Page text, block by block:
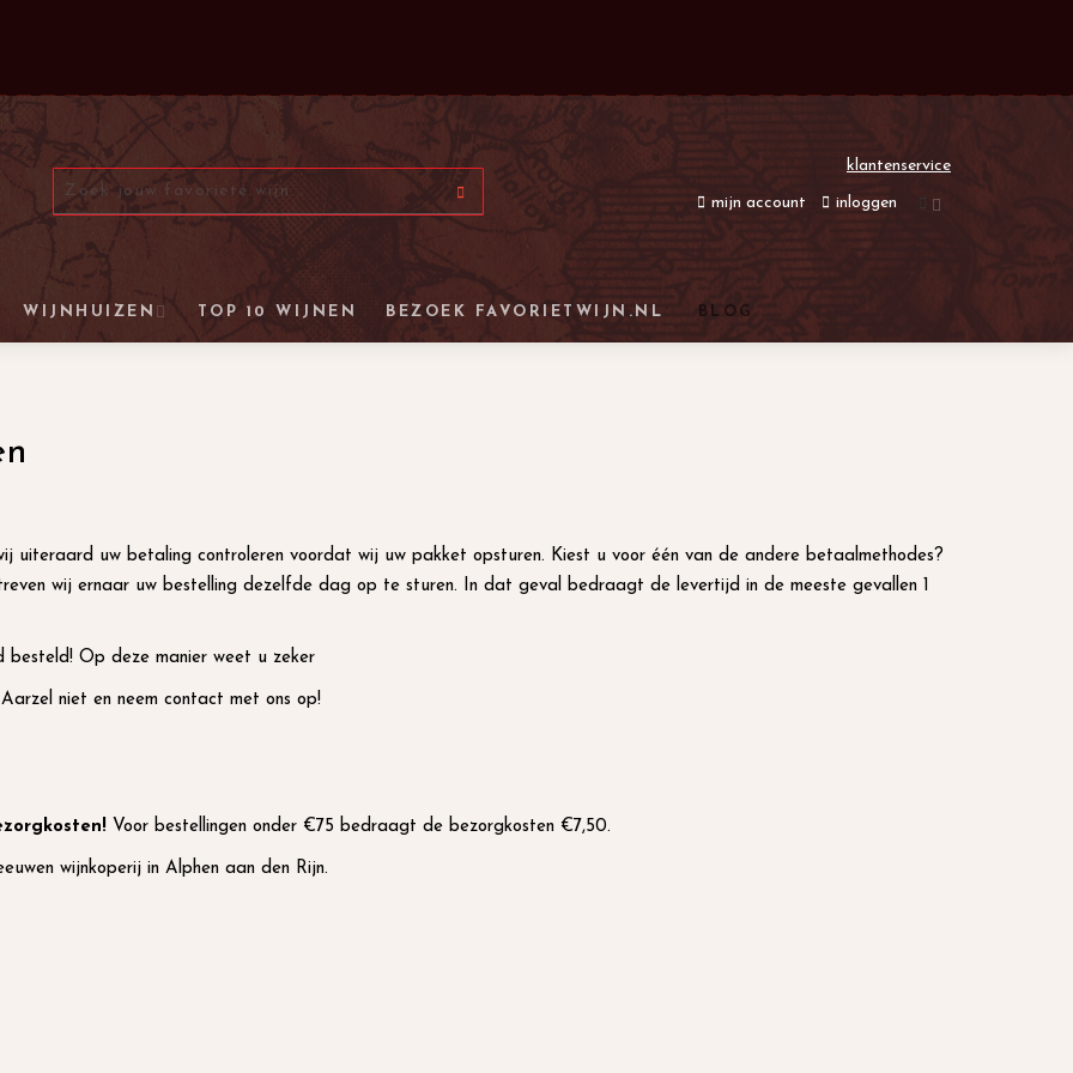
klantenservice
mijn account inloggen
WIJNHUIZEN TOP 10 WIJNEN BEZOEK FAVORIETWIJN.NL BLOG
uiteraard uw betaling controleren voordat wij uw pakket opsturen. Kiest u voor één van de andere betaalmethodes?
wij ernaar uw bestelling dezelfde dag op te sturen. In dat geval bedraagt de levertijd in de meeste gevallen 1
Op deze manier weet u zeker
niet en neem contact met ons op!
Voor bestellingen onder €75 bedraagt de bezorgkosten €7,50.
wijnkoperij in Alphen aan den Rijn.